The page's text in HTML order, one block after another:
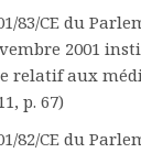
83/CE du
2001
relatif aux
p. 67)
82/CE du